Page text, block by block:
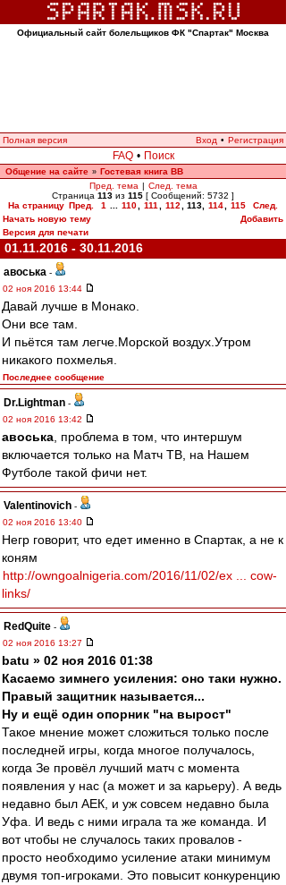
Официальный сайт болельщиков ФК "Спартак" Москва
Полная версия Вход • Регистрация
FAQ • Поиск
Общение на сайте » Гостевая книга ВВ
Пред. тема | След. тема
Страница 113 из 115 [ Сообщений: 5732 ]
На страницу Пред. 1 110 111 112 113 114 115
След.
Начать новую тему
Добавить
Версия для печати
01.11.2016 - 30.11.2016
авоська -
02 ноя 2016 13:44
Давай лучше в Монако.
Они все там.
И пьётся там легче.Морской воздух.Утром
никакого похмелья.
Последнее сообщение
Dr.Lightman -
02 ноя 2016 13:42
авоська , проблема в том, что интершум
включается только на Матч ТВ, на Нашем
Футболе такой фичи нет.
Valentinovich -
02 ноя 2016 13:40
Негр говорит, что едет именно в Спартак, а не к
коням
http://owngoalnigeria.com/2016/11/02/ex ... cow-
links/
RedQuite -
02 ноя 2016 13:27
batu » 02 ноя 2016 01:38
Касаемо зимнего усиления: оно таки нужно.
Правый защитник называется...
Ну и ещё один опорник "на вырост"
Такое мнение может сложиться только после
последней игры, когда многое получалось,
когда Зе провёл лучший матч с момента
появления у нас (а может и за карьеру). А ведь
недавно был АЕК, и уж совсем недавно была
Уфа. И ведь с ними играла та же команда. И
вот чтобы не случалось таких провалов -
просто необходимо усиление атаки минимум
двумя топ-игроками. Это повысит конкуренцию